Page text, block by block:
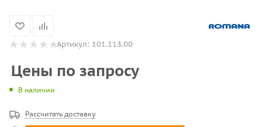
Артикул: 101.113.00
Цены по запросу
В наличии
Рассчитать доставку